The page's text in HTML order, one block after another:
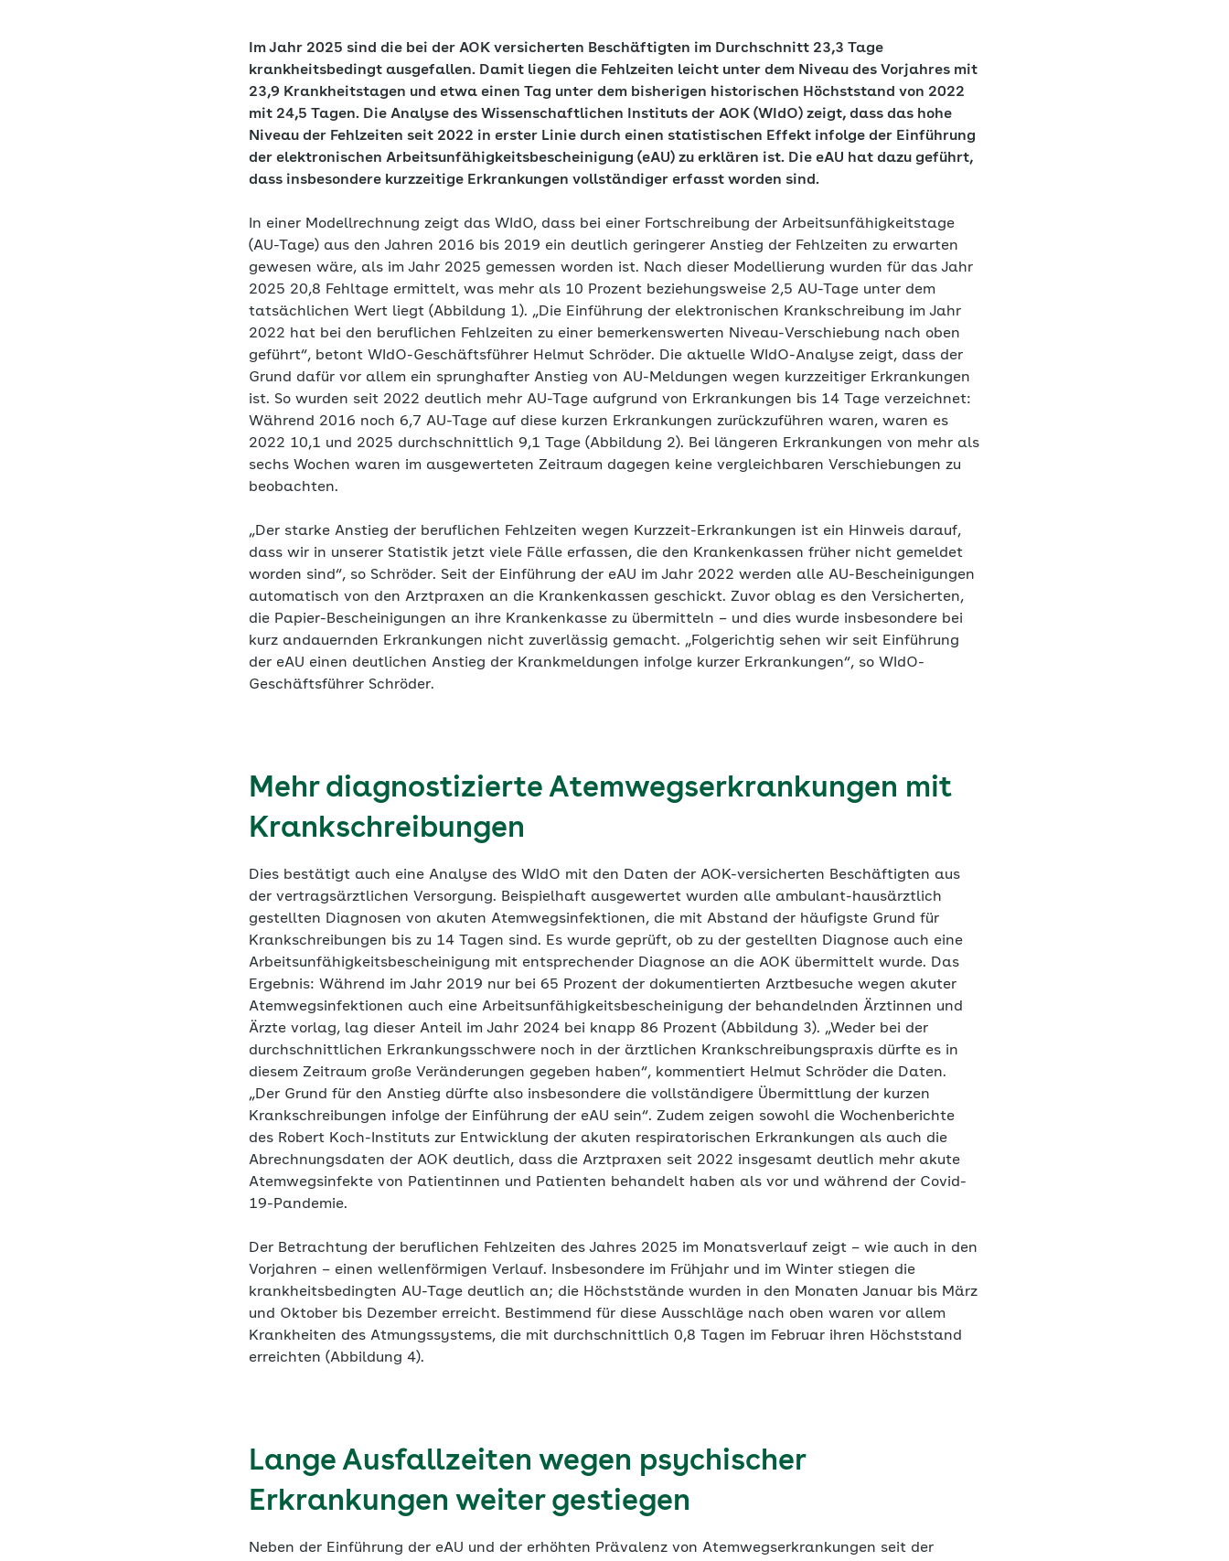
Im Jahr 2025 sind die bei der AOK versicherten Beschäftigten im Durchschnitt 23,3 Tage
krankheitsbedingt ausgefallen. Damit liegen die Fehlzeiten leicht unter dem Niveau des Vorjahres mit
23,9 Krankheitstagen und etwa einen Tag unter dem bisherigen historischen Höchststand von 2022
mit 24,5 Tagen. Die Analyse des Wissenschaftlichen Instituts der AOK (WIdO) zeigt, dass das hohe
Niveau der Fehlzeiten seit 2022 in erster Linie durch einen statistischen Effekt infolge der Einführung
der elektronischen Arbeitsunfähigkeitsbescheinigung (eAU) zu erklären ist. Die eAU hat dazu geführt,
dass insbesondere kurzzeitige Erkrankungen vollständiger erfasst worden sind.
In einer Modellrechnung zeigt das WIdO, dass bei einer Fortschreibung der Arbeitsunfähigkeitstage
(AU-Tage) aus den Jahren 2016 bis 2019 ein deutlich geringerer Anstieg der Fehlzeiten zu erwarten
gewesen wäre, als im Jahr 2025 gemessen worden ist. Nach dieser Modellierung wurden für das Jahr
2025 20,8 Fehltage ermittelt, was mehr als 10 Prozent beziehungsweise 2,5 AU-Tage unter dem
tatsächlichen Wert liegt (Abbildung 1). „Die Einführung der elektronischen Krankschreibung im Jahr
2022 hat bei den beruflichen Fehlzeiten zu einer bemerkenswerten Niveau-Verschiebung nach oben
geführt“, betont WIdO-Geschäftsführer Helmut Schröder. Die aktuelle WIdO-Analyse zeigt, dass der
Grund dafür vor allem ein sprunghafter Anstieg von AU-Meldungen wegen kurzzeitiger Erkrankungen
ist. So wurden seit 2022 deutlich mehr AU-Tage aufgrund von Erkrankungen bis 14 Tage verzeichnet:
Während 2016 noch 6,7 AU-Tage auf diese kurzen Erkrankungen zurückzuführen waren, waren es
2022 10,1 und 2025 durchschnittlich 9,1 Tage (Abbildung 2). Bei längeren Erkrankungen von mehr als
sechs Wochen waren im ausgewerteten Zeitraum dagegen keine vergleichbaren Verschiebungen zu
beobachten.
„Der starke Anstieg der beruflichen Fehlzeiten wegen Kurzzeit-Erkrankungen ist ein Hinweis darauf,
dass wir in unserer Statistik jetzt viele Fälle erfassen, die den Krankenkassen früher nicht gemeldet
worden sind“, so Schröder. Seit der Einführung der eAU im Jahr 2022 werden alle AU-Bescheinigungen
automatisch von den Arztpraxen an die Krankenkassen geschickt. Zuvor oblag es den Versicherten,
die Papier-Bescheinigungen an ihre Krankenkasse zu übermitteln – und dies wurde insbesondere bei
kurz andauernden Erkrankungen nicht zuverlässig gemacht. „Folgerichtig sehen wir seit Einführung
der eAU einen deutlichen Anstieg der Krankmeldungen infolge kurzer Erkrankungen“, so WIdO-
Geschäftsführer Schröder.
Mehr diagnostizierte Atemwegserkrankungen mit
Krankschreibungen
Dies bestätigt auch eine Analyse des WIdO mit den Daten der AOK-versicherten Beschäftigten aus
der vertragsärztlichen Versorgung. Beispielhaft ausgewertet wurden alle ambulant-hausärztlich
gestellten Diagnosen von akuten Atemwegsinfektionen, die mit Abstand der häufigste Grund für
Krankschreibungen bis zu 14 Tagen sind. Es wurde geprüft, ob zu der gestellten Diagnose auch eine
Arbeitsunfähigkeitsbescheinigung mit entsprechender Diagnose an die AOK übermittelt wurde. Das
Ergebnis: Während im Jahr 2019 nur bei 65 Prozent der dokumentierten Arztbesuche wegen akuter
Atemwegsinfektionen auch eine Arbeitsunfähigkeitsbescheinigung der behandelnden Ärztinnen und
Ärzte vorlag, lag dieser Anteil im Jahr 2024 bei knapp 86 Prozent (Abbildung 3). „Weder bei der
durchschnittlichen Erkrankungsschwere noch in der ärztlichen Krankschreibungspraxis dürfte es in
diesem Zeitraum große Veränderungen gegeben haben“, kommentiert Helmut Schröder die Daten.
„Der Grund für den Anstieg dürfte also insbesondere die vollständigere Übermittlung der kurzen
Krankschreibungen infolge der Einführung der eAU sein“. Zudem zeigen sowohl die Wochenberichte
des Robert Koch-Instituts zur Entwicklung der akuten respiratorischen Erkrankungen als auch die
Abrechnungsdaten der AOK deutlich, dass die Arztpraxen seit 2022 insgesamt deutlich mehr akute
Atemwegsinfekte von Patientinnen und Patienten behandelt haben als vor und während der Covid-
19-Pandemie.
Der Betrachtung der beruflichen Fehlzeiten des Jahres 2025 im Monatsverlauf zeigt – wie auch in den
Vorjahren – einen wellenförmigen Verlauf. Insbesondere im Frühjahr und im Winter stiegen die
krankheitsbedingten AU-Tage deutlich an; die Höchststände wurden in den Monaten Januar bis März
und Oktober bis Dezember erreicht. Bestimmend für diese Ausschläge nach oben waren vor allem
Krankheiten des Atmungssystems, die mit durchschnittlich 0,8 Tagen im Februar ihren Höchststand
erreichten (Abbildung 4).
Lange Ausfallzeiten wegen psychischer
Erkrankungen weiter gestiegen
Neben der Einführung der eAU und der erhöhten Prävalenz von Atemwegserkrankungen seit der